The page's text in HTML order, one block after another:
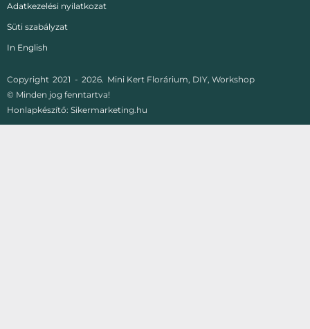
Copyright 2021 - 2026. Mini Kert Florárium, DIY, Workshop
© Minden jog fenntartva!
Honlapkészítő: Sikermarketing.hu
Adatkezelési nyilatkozat
Süti szabályzat
In English